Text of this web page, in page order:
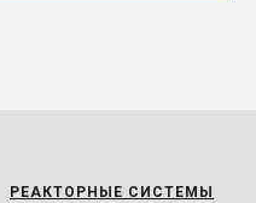
РЕАКТОРНЫЕ СИСТЕМЫ